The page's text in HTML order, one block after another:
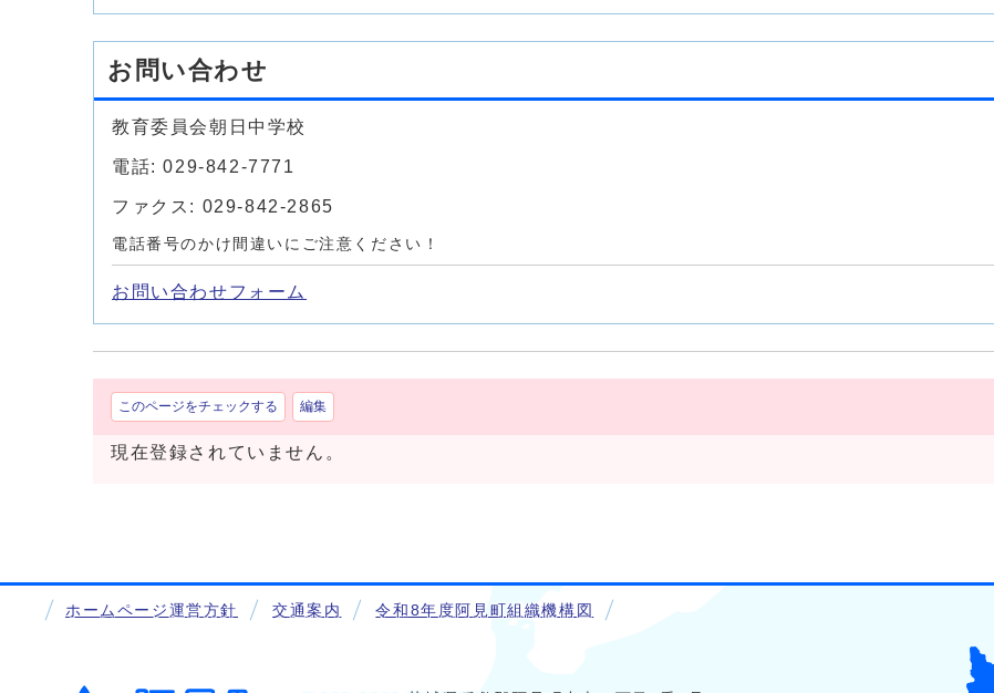
お問い合わせ
教育委員会朝日中学校
電話: 029-842-7771
ファクス: 029-842-2865
電話番号のかけ間違いにご注意ください！
お問い合わせフォーム
このページをチェックする 編集
現在登録されていません。
ホームページ運営方針 交通案内 令和8年度阿見町組織機構図